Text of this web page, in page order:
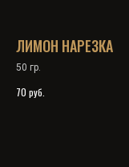
ЛИМОН НАРЕЗКА
50 гр.
70 руб.